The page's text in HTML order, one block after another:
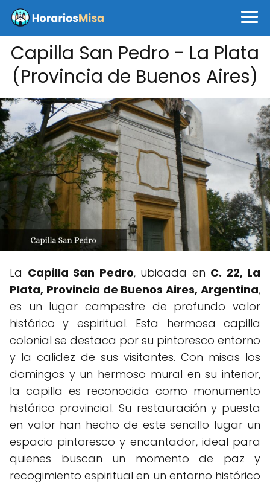
Capilla San Pedro - La Plata
(Provincia de Buenos Aires)
La Capilla San Pedro, ubicada en C. 22, La
Plata, Provincia de Buenos Aires, Argentina,
es un lugar campestre de profundo valor
histórico y espiritual. Esta hermosa capilla
colonial se destaca por su pintoresco entorno
y la calidez de sus visitantes. Con misas los
domingos y un hermoso mural en su interior,
la capilla es reconocida como monumento
histórico provincial. Su restauración y puesta
en valor han hecho de este sencillo lugar un
espacio pintoresco y encantador, ideal para
quienes buscan un momento de paz y
recogimiento espiritual en un entorno histórico